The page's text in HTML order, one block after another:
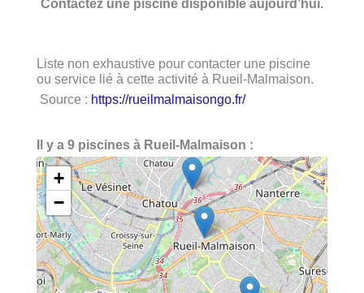
Contactez une piscine disponible aujourd’hui.
Liste non exhaustive pour contacter une piscine
ou service lié à cette activité à Rueil-Malmaison.
Source : https://rueilmalmaisongo.fr/
Il y a 9 piscines à Rueil-Malmaison :
+
−